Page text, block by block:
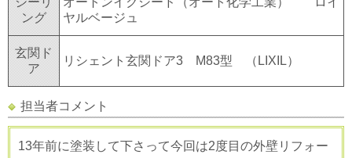
ング
ヤルベージュ
玄関ド
ア
リシェント玄関ドア3 M83型 （LIXIL）
担当者コメント
13年前に塗装して下さって今回は2度目の外壁リフォー